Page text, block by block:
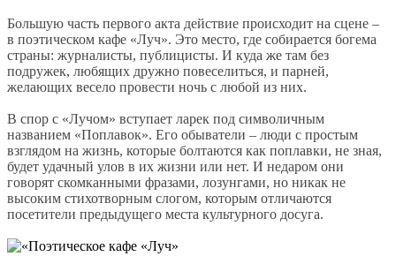
Большую часть первого акта действие происходит на сцене –
в поэтическом кафе «Луч». Это место, где собирается богема
страны: журналисты, публицисты. И куда же там без
подружек, любящих дружно повеселиться, и парней,
желающих весело провести ночь с любой из них.
В спор с «Лучом» вступает ларек под символичным
названием «Поплавок». Его обыватели – люди с простым
взглядом на жизнь, которые болтаются как поплавки, не зная,
будет удачный улов в их жизни или нет. И недаром они
говорят скомканными фразами, лозунгами, но никак не
высоким стихотворным слогом, которым отличаются
посетители предыдущего места культурного досуга.